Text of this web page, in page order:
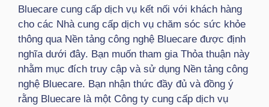
Bluecare cung cấp dịch vụ kết nối với khách hàng
cho các Nhà cung cấp dịch vụ chăm sóc sức khỏe
thông qua Nền tảng công nghệ Bluecare được định
nghĩa dưới đây. Bạn muốn tham gia Thỏa thuận này
nhằm mục đích truy cập và sử dụng Nền tảng công
nghệ Bluecare. Bạn nhận thức đầy đủ và đồng ý
rằng Bluecare là một Công ty cung cấp dịch vụ